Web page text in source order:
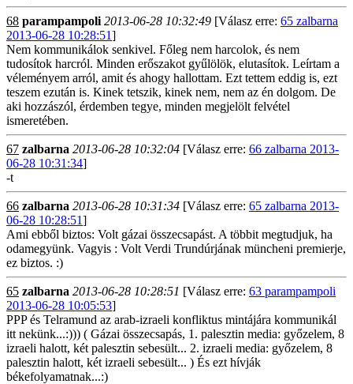
68 parampampoli 2013-06-28 10:32:49 [Válasz erre: 65 zalbarna
2013-06-28 10:28:51]
Nem kommunikálok senkivel. Főleg nem harcolok, és nem
tudosítok harcról. Minden erőszakot gyűlölök, elutasítok. Leírtam a
véleményem arról, amit és ahogy hallottam. Ezt tettem eddig is, ezt
teszem ezután is. Kinek tetszik, kinek nem, nem az én dolgom. De
aki hozzászól, érdemben tegye, minden megjelölt felvétel
ismeretében.
67 zalbarna 2013-06-28 10:32:04 [Válasz erre: 66 zalbarna 2013-
06-28 10:31:34]
-t
66 zalbarna 2013-06-28 10:31:34 [Válasz erre: 65 zalbarna 2013-
06-28 10:28:51]
Ami ebből biztos: Volt gázai összecsapást. A többit megtudjuk, ha
odamegyünk. Vagyis : Volt Verdi Trundúrjának müncheni premierje,
ez biztos. :)
65 zalbarna 2013-06-28 10:28:51 [Válasz erre: 63 parampampoli
2013-06-28 10:05:53]
PPP és Telramund az arab-izraeli konfliktus mintájára kommunikál
itt nekünk...:))) ( Gázai összecsapás, 1. palesztin media: győzelem, 8
izraeli halott, két palesztin sebesült... 2. izraeli media: győzelem, 8
palesztin halott, két izraeli sebesült... ) És ezt hívják
békefolyamatnak...:)